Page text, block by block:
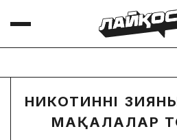
НИКОТИННІҢ
МАҚАЛАЛАР